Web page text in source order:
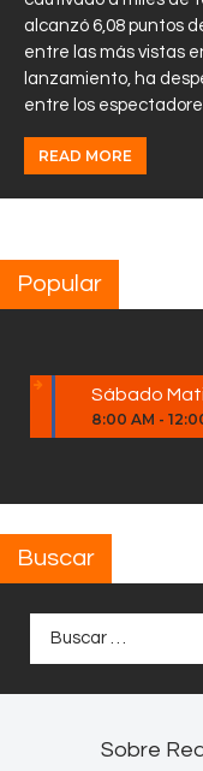
alcanzó 6,08 puntos
entre las más vistas
lanzamiento, ha
entre los
READ MORE
Popular
Sábado
8:00 AM -
Buscar
Sobre